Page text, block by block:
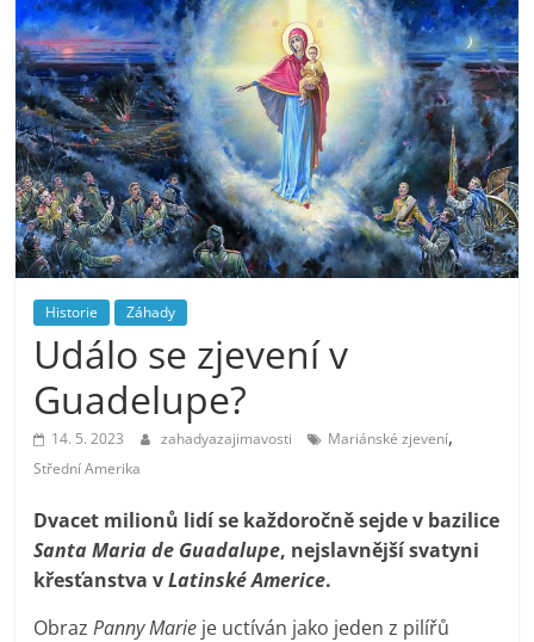
Historie Záhady
Událo se zjevení v
Guadelupe?
14. 5. 2023 zahadyazajimavosti Mariánské zjevení,
Střední Amerika
Dvacet milionů lidí se každoročně sejde v bazilice
Santa Maria de Guadalupe, nejslavnější svatyni
křesťanstva vLatinské Americe.
ObrazPanny Marie je uctíván jako jeden z pilířů